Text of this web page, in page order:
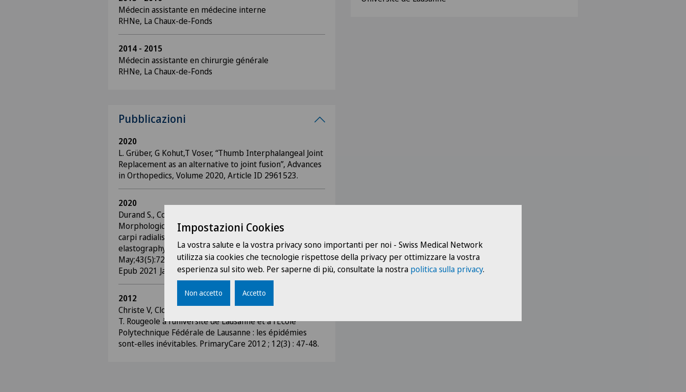
Médecin assistante en médecine interne
RHNe, La Chaux-de-Fonds
2014 - 2015
Médecin assistante en chirurgie générale
RHNe, La Chaux-de-Fonds
Pubblicazioni
2020
L. Grüber, G Kohut,T Voser, “Thumb Interphalangeal Joint
Replacement as an alternative to joint fusion”, Advances
in Orthopedics, Volume 2020, Article ID 2961523.
2020
Durand S., Collinot J-A., Christen T., Becce F., Voser T.
Morphological and functional assessment of the flexor
carpi radialis brevis using conventional ultrasound and
elastography. Surgical and Radiologic Anatomy, 2021
May;43(5):721-726. doi: 10.1007/s00276-020-02660-y.
Epub 2021 Jan 4.
2012
Christe V, Cloux A-J, Gay-des-Combes P, Tschopp B, Voser
T. Rougeole à l’université de Lausanne et à l’Ecole
Polytechnique Fédérale de Lausanne : les épidémies
sont-elles inévitables. PrimaryCare 2012 ; 12(3) : 47-48.
Impostazioni Cookies
La vostra salute e la vostra privacy sono importanti per noi - Swiss Medical Network
utilizza sia cookies che tecnologie rispettose della privacy per ottimizzare la vostra
esperienza sul sito web. Per saperne di più, consultate la nostra politica sulla privacy.
Non accetto Accetto